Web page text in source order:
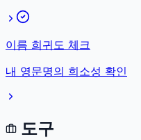
이름 희귀도 체크
내 영문명의 희소성 확인
도구